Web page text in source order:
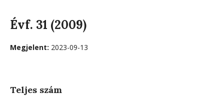
Évf. 31 (2009)
Megjelent: 2023-09-13
Teljes szám